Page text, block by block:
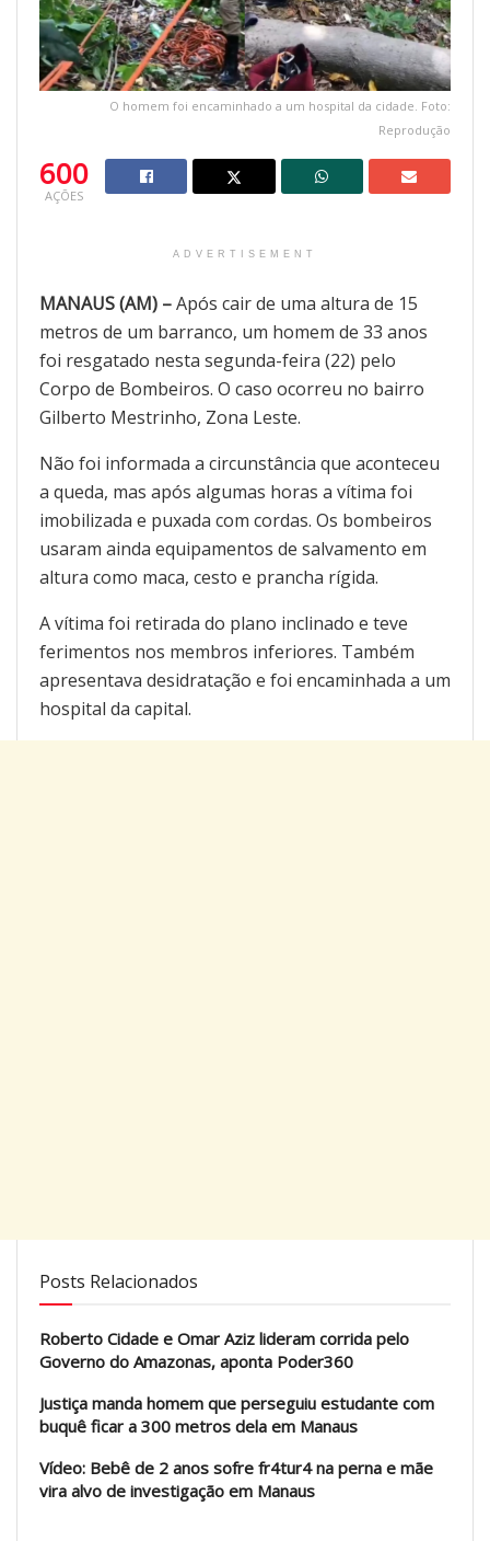
O homem foi encaminhado a um hospital da cidade. Foto:
Reprodução
600
AÇÕES
ADVERTISEMENT
MANAUS (AM) –Após cair de uma altura de 15
metros de um barranco, um homem de 33 anos
foi resgatado nesta segunda-feira (22) pelo
Corpo de Bombeiros. O caso ocorreu no bairro
Gilberto Mestrinho, Zona Leste.
Não foi informada a circunstância que aconteceu
a queda, mas após algumas horas a vítima foi
imobilizada e puxada com cordas. Os bombeiros
usaram ainda equipamentos de salvamento em
altura como maca, cesto e prancha rígida.
A vítima foi retirada do plano inclinado e teve
ferimentos nos membros inferiores. Também
apresentava desidratação e foi encaminhada a um
hospital da capital.
Posts Relacionados
Roberto Cidade e Omar Aziz lideram corrida pelo
Governo do Amazonas, aponta Poder360
Justiça manda homem que perseguiu estudante com
buquê ficar a 300 metros dela em Manaus
Vídeo: Bebê de 2 anos sofre fr4tur4 na perna e mãe
vira alvo de investigação em Manaus